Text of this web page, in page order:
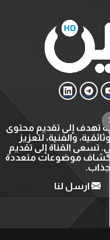
تهدف إلى تقديم محتوى
والفنية، لتعزيز
تسعى القناة إلى تقديم
موضوعات متعددة
ارسل لنا